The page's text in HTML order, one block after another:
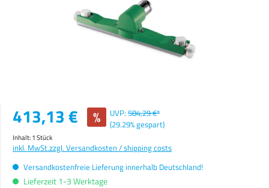
Verkaufspreis:
413,13 € % UVP: 584,29 €*
(29.29% gespart)
Inhalt:1 Stück
inkl. MwSt.zzgl. Versandkosten / shipping costs
Versandkostenfreie Lieferung innerhalb Deutschland!
Lieferzeit 1-3 Werktage